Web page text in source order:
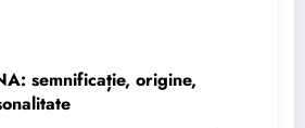
semnificație, origine,